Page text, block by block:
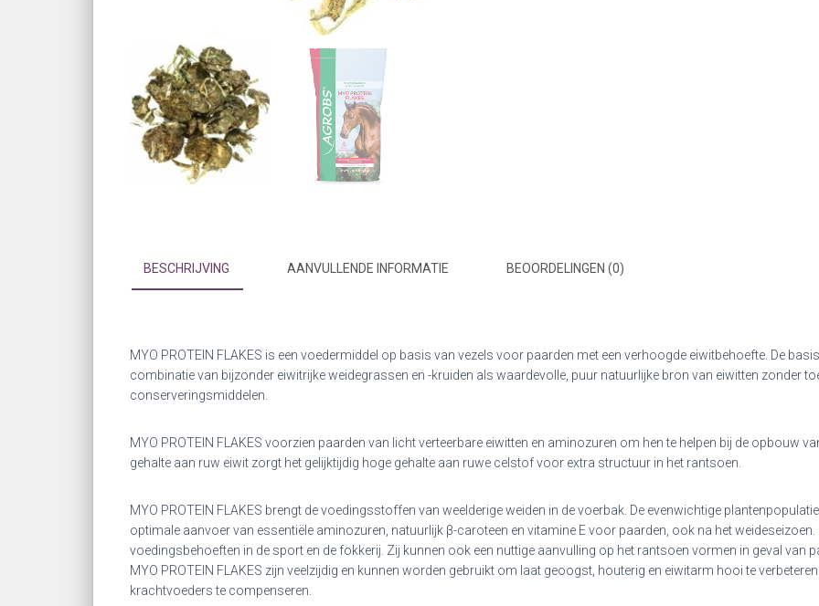
BESCHRIJVING AANVULLENDE INFORMATIE BEOORDELINGEN (0)
MYO PROTEIN FLAKES is een voedermiddel op basis van vezels voor paarden met een verhoogde eiwitbehoefte. De
combinatie van bijzonder eiwitrijke weidegrassen en -kruiden als waardevolle, puur natuurlijke bron van eiwitten zonder
conserveringsmiddelen.
MYO PROTEIN FLAKES voorzien paarden van licht verteerbare eiwitten en aminozuren om hen te helpen bij de opbouw
gehalte aan ruw eiwit zorgt het gelijktijdig hoge gehalte aan ruwe celstof voor extra structuur in het rantsoen.
MYO PROTEIN FLAKES brengt de voedingsstoffen van weelderige weiden in de voerbak. De evenwichtige
optimale aanvoer van essentiële aminozuren, natuurlijk β-caroteen en vitamine E voor paarden, ook na het
voedingsbehoeften in de sport en de fokkerij. Zij kunnen ook een nuttige aanvulling op het rantsoen vormen in geval van
MYO PROTEIN FLAKES zijn veelzijdig en kunnen worden gebruikt om laat geoogst, houterig en eiwitarm hooi te
krachtvoeders te compenseren.